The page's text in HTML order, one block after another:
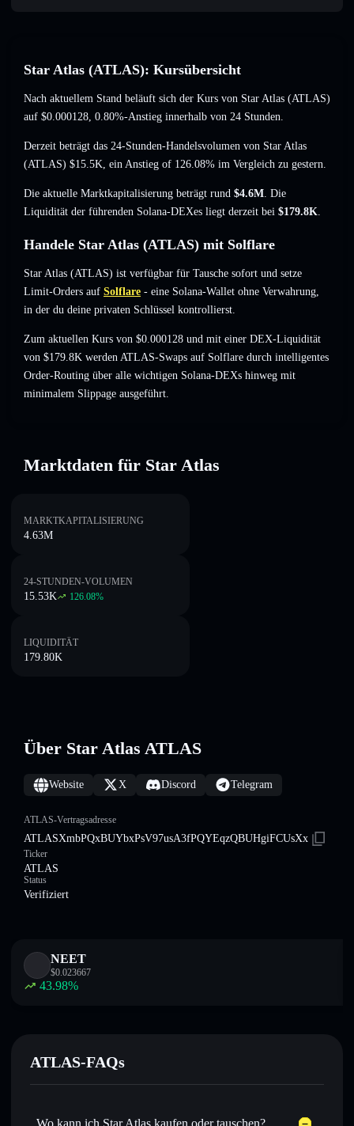
Star Atlas (ATLAS): Kursübersicht
Nach aktuellem Stand beläuft sich der Kurs von Star Atlas (ATLAS)
auf $0.000128, 0.80%-Anstieg innerhalb von 24 Stunden.
Derzeit beträgt das 24-Stunden-Handelsvolumen von Star Atlas
(ATLAS) $15.5K, ein Anstieg of 126.08% im Vergleich zu gestern.
Die aktuelle Marktkapitalisierung beträgt rund $4.6M. Die
Liquidität der führenden Solana-DEXes liegt derzeit bei $179.8K.
Handele Star Atlas (ATLAS) mit Solflare
Star Atlas (ATLAS) ist verfügbar für Tausche sofort und setze
Limit-Orders auf Solflare - eine Solana-Wallet ohne Verwahrung,
in der du deine privaten Schlüssel kontrollierst.
Zum aktuellen Kurs von $0.000128 und mit einer DEX-Liquidität
von $179.8K werden ATLAS-Swaps auf Solflare durch intelligentes
Order-Routing über alle wichtigen Solana-DEXs hinweg mit
minimalem Slippage ausgeführt.
Marktdaten für Star Atlas
MARKTKAPITALISIERUNG
4.63M
24-STUNDEN-VOLUMEN
15.53K 126.08%
LIQUIDITÄT
179.80K
Über Star Atlas ATLAS
Website X Discord Telegram
ATLAS-Vertragsadresse
ATLASXmbPQxBUYbxPsV97usA3fPQYEqzQBUHgiFCUsXx
Ticker
ATLAS
Status
Verifiziert
NEET
$0.023667
43.98%
ATLAS-FAQs
Wo kann ich Star Atlas kaufen oder tauschen?